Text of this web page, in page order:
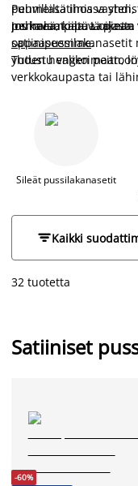
Puuvillasatiinissa
pehmeä, kiiltävä pinta.
pehmeiltä ihoa
mukavampaa.
satiinipussilakanasetit
yhden hengen
Jos haluat apua
oppaaseemme.
Tutustu valikoimaan,
verkkokaupasta tai
Sileät pussilakanasetit
Kaikki
32 tuotetta
Satiiniset
-60%